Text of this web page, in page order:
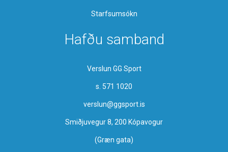
Starfsumsókn
Hafðu samband
Verslun GG Sport
s. 571 1020
verslun@ggsport.is
Smiðjuvegur 8, 200 Kópavogur
(Græn gata)